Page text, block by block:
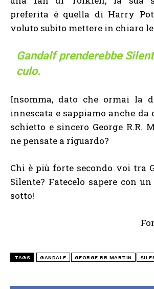
preferita è quella di Harry
voluto subito mettere in chiaro le
Gandalf prenderebbe
culo.
Insomma, dato che ormai la
innescata e sappiamo anche da
schietto e sincero George R.R.
ne pensate a riguardo?
Chi è più forte secondo voi tra
Silente? Fatecelo sapere con
sotto!
TAGS GANDALF GEORGE RR MARTIN